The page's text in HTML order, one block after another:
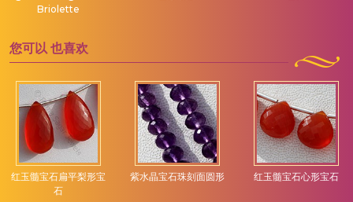
Briolette
您可以 也喜欢
红玉髓宝石扁平梨形宝
石
紫水晶宝石珠刻面圆形 红玉髓宝石心形宝石